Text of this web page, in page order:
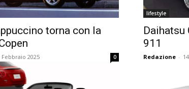
torna con la
Febbraio 2025 0
lifestyle
Daihatsu
911
Redazione -